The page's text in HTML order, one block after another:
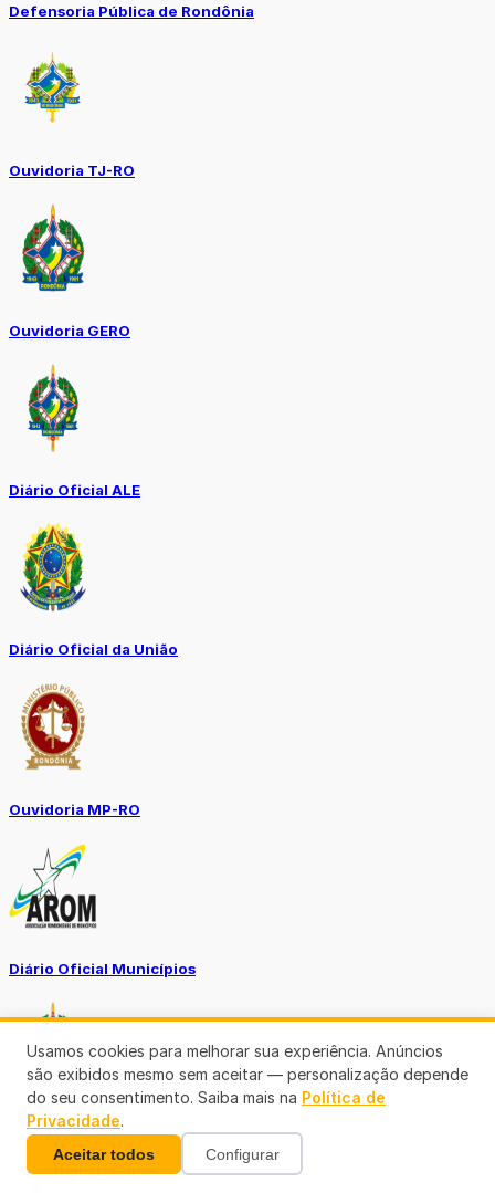
Defensoria Pública de Rondônia
Ouvidoria TJ-RO
Ouvidoria GERO
Diário Oficial ALE
Diário Oficial da União
Ouvidoria MP-RO
Diário Oficial Municípios
Diario Oficial Justiça
Usamos cookies para melhorar sua experiência. Anúncios
são exibidos mesmo sem aceitar — personalização depende
do seu consentimento. Saiba mais na Política de
Privacidade.
Aceitar todos Configurar